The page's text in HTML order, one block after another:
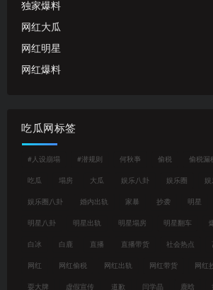
独家爆料
网红大瓜
网红明星
网红爆料
吃瓜网标签
#人设崩塌 #潜规则 何秋亊 偷税 偷税漏
吃瓜 塌房 大瓜 娱乐八卦 娱乐圈
娱乐圈八卦 婚内出轨 家暴 抄袭 明星
明星八卦 明星出轨 明星塌房 明星翻车
白冰 白鹿 直播 直播带货 社会热点
网红 网红偷税 网红出轨 网红带货 网红
耍大牌 虚假宣传 道歉 闫学晶 鹿晗